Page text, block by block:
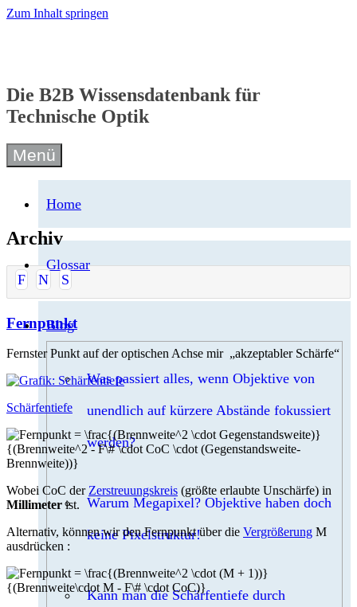
Zum Inhalt springen
Die B2B Wissensdatenbank für
Technische Optik
Menü
Home
Glossar
Blog
Was passiert alles, wenn Objektive von
unendlich auf kürzere Abstände fokussiert
werden?
Warum Megapixel? Objektive haben doch
keine Pixelstruktur!
Kann man die Schärfentiefe durch
Archiv
F N S
Fernpunkt
Fernster Punkt auf der optischen Achse mir „akzeptabler Schärfe“
Schärfentiefe
Wobei CoC derZerstreuungskreis (größte erlaubte Unschärfe) in
Millimeterist.
Alternativ, können wir den Fernpunkt über die Vergrößerung M
ausdrücken :